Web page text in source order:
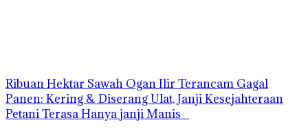
Ribuan Hektar Sawah Ogan Ilir Terancam Gagal
Panen: Kering & Diserang Ulat, Janji Kesejahteraan
Petani Terasa Hanya janji Manis